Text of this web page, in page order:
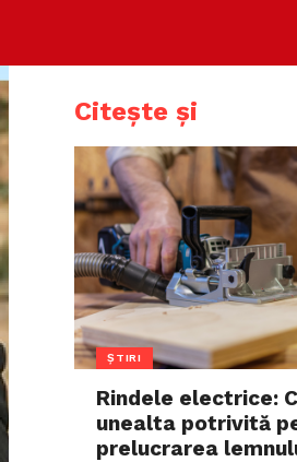
Citește și
ȘTIRI
Rindele electrice:
unealta potrivită
prelucrarea